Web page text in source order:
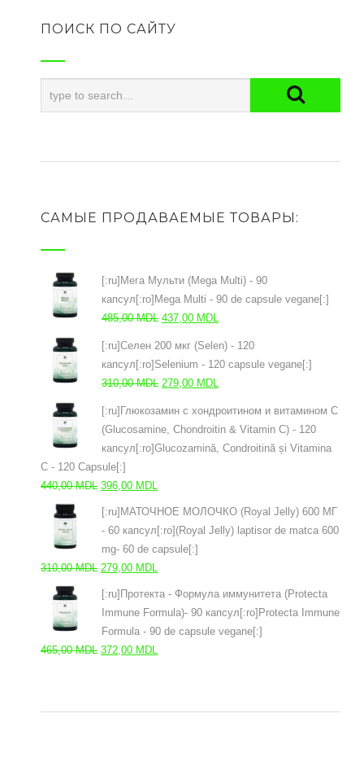
ПОИСК ПО САЙТУ
САМЫЕ ПРОДАВАЕМЫЕ ТОВАРЫ:
[:ru]Мега Мульти (Mega Multi) - 90
капсул[:ro]Mega Multi - 90 de capsule vegane[:]
485,00MDL Первоначальная
составляла
437,00 MDL
437,00 MDL.
[:ru]Селен 200 мкг (Selen) - 120
капсул[:ro]Selenium - 120 capsule vegane[:]
310,00MDL Первоначальная
составляла
310,00 MDL.
279,00 MDL
[:ru]Глюкозамин с хондроитином и витамином С
(Glucosamine, Chondroitin & Vitamin C) - 120
капсул[:ro]Glucozamină, Condroitină și Vitamina
C - 120 Capsule[:]
440,00MDL Первоначальная
396,00 MDL
[:ru]МАТОЧНОЕ МОЛОЧКО (Royal Jelly) 600 МГ
- 60 капсул[:ro](Royal Jelly) laptisor de matca 600
mg- 60 de capsule[:]
310,00MDL Первоначальная
279,00 MDL
[:ru]Протекта - Формула иммунитета (Protecta
Immune Formula)- 90 капсул[:ro]Protecta Immune
Formula - 90 de capsule vegane[:]
465,00MDL Первоначальная
372,00 MDL